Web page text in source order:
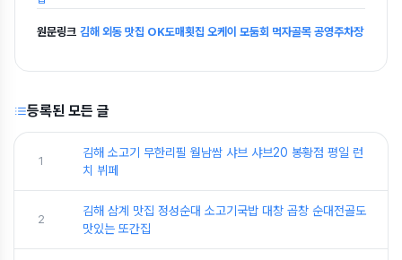
원문링크 김해 외동 맛집 OK도매횟집 오케이 모둠회 먹자골목 공영주차장
등록된 모든 글
1
김해 소고기 무한리필 월남쌈 샤브 샤브20 봉황점 평일 런
치 뷔페
2
김해 삼계 맛집 정성순대 소고기국밥 대창 곱창 순대전골도
맛있는 또간집